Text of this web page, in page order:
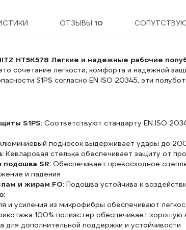
ОТЗЫВЫ 10
HT5K578 Легкие и надежные рабочие
сочетание легкости, комфорта и надежной
S1PS согласно EN ISO 20345, эти
S1PS: Соответствуют стандарту EN ISO
подносок выдерживает удары до
Кевларовая стелька обеспечивает защиту от
подошва SR: Обеспечивает превосходное
и падения
и жирам FO: Подошва устойчива к
и усиления из микрофибры обеспечивают
100% полиэстер обеспечивает
для дополнительной поддержки и устойчивости